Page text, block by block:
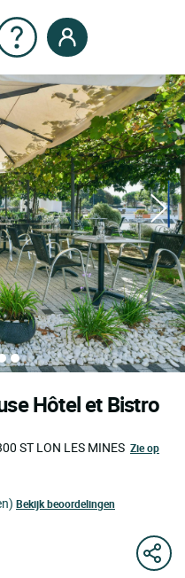
Hôtel et Bistro
ST LON LES MINES Zie op
Bekijk beoordelingen